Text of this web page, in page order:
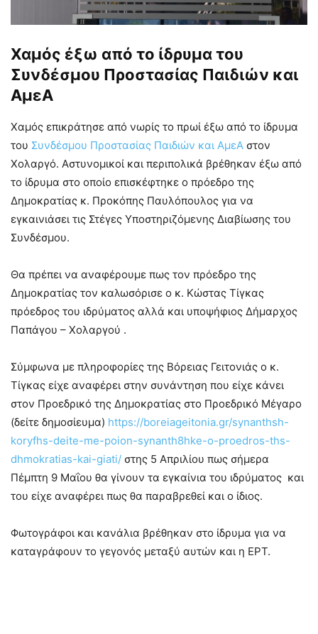
Χαμός έξω από το ίδρυμα του
Συνδέσμου Προστασίας Παιδιών και
ΑμεΑ
Χαμός επικράτησε από νωρίς το πρωί έξω από το ίδρυμα
του Συνδέσμου Προστασίας Παιδιών και ΑμεΑ στον
Χολαργό. Αστυνομικοί και περιπολικά βρέθηκαν έξω από
το ίδρυμα στο οποίο επισκέφτηκε ο πρόεδρο της
Δημοκρατίας κ. Προκόπης Παυλόπουλος για να
εγκαινιάσει τις Στέγες Υποστηριζόμενης Διαβίωσης του
Συνδέσμου.
Θα πρέπει να αναφέρουμε πως τον πρόεδρο της
Δημοκρατίας τον καλωσόρισε ο κ. Κώστας Τίγκας
πρόεδρος του ιδρύματος αλλά και υποψήφιος Δήμαρχος
Παπάγου – Χολαργού .
Σύμφωνα με πληροφορίες της Βόρειας Γειτονιάς ο κ.
Τίγκας είχε αναφέρει στην συνάντηση που είχε κάνει
στον Προεδρικό της Δημοκρατίας στο Προεδρικό Μέγαρο
(δείτε δημοσίευμα) https://boreiageitonia.gr/synanthsh-
koryfhs-deite-me-poion-synanth8hke-o-proedros-ths-
dhmokratias-kai-giati/ στης 5 Απριλίου πως σήμερα
Πέμπτη 9 Μαΐου θα γίνουν τα εγκαίνια του ιδρύματος και
του είχε αναφέρει πως θα παραβρεθεί και ο ίδιος.
Φωτογράφοι και κανάλια βρέθηκαν στο ίδρυμα για να
καταγράφουν το γεγονός μεταξύ αυτών και η ΕΡΤ.